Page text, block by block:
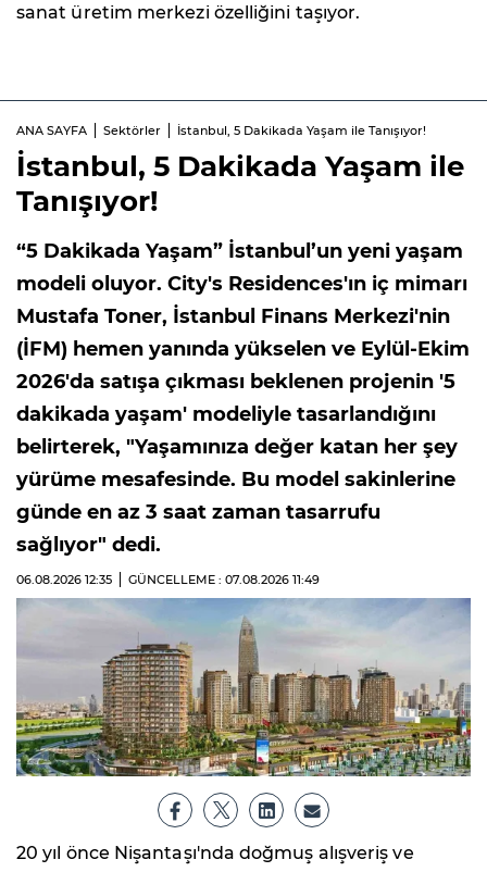
sanat üretim merkezi özelliğini taşıyor.
ANA SAYFA Sektörler İstanbul, 5 Dakikada Yaşam ile Tanışıyor!
İstanbul, 5 Dakikada Yaşam ile
Tanışıyor!
“5 Dakikada Yaşam” İstanbul’un yeni yaşam
modeli oluyor. City's Residences'ın iç mimarı
Mustafa Toner, İstanbul Finans Merkezi'nin
(İFM) hemen yanında yükselen ve Eylül-Ekim
2026'da satışa çıkması beklenen projenin '5
dakikada yaşam' modeliyle tasarlandığını
belirterek, "Yaşamınıza değer katan her şey
yürüme mesafesinde. Bu model sakinlerine
günde en az 3 saat zaman tasarrufu
sağlıyor" dedi.
06.08.2026 12:35 GÜNCELLEME : 07.08.2026 11:49
20 yıl önce Nişantaşı'nda doğmuş alışveriş ve